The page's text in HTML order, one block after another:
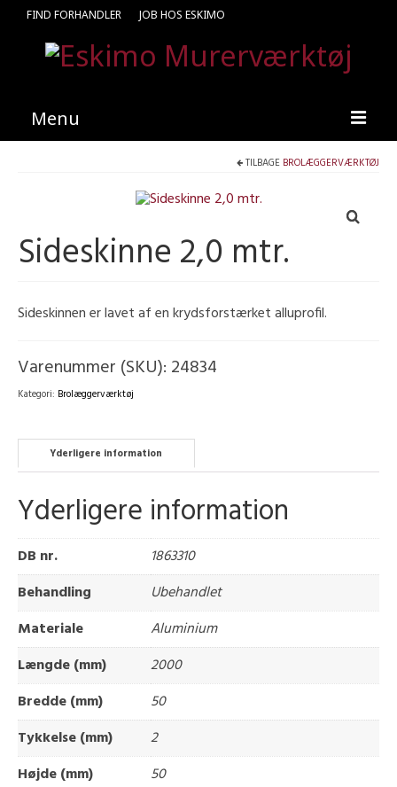
FIND FORHANDLER JOB HOS ESKIMO
Menu
Kataloger
Find en medarbejder
TILBAGE BROLÆGGERVÆRKTØJ
Sideskinne 2,0 mtr.
Sideskinnen er lavet af en krydsforstærket alluprofil.
Varenummer (SKU): 24834
Kategori: Brolæggerværktøj
Yderligere information
Yderligere information
DB nr.
1863310
Behandling
Ubehandlet
Materiale
Aluminium
Længde (mm)
2000
Bredde (mm)
50
Tykkelse (mm)
2
Højde (mm)
50